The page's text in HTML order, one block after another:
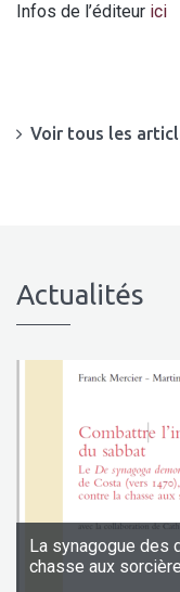
Infos de l’éditeur ici
Voir tous les
Actualités
La synagogue des
chasse aux